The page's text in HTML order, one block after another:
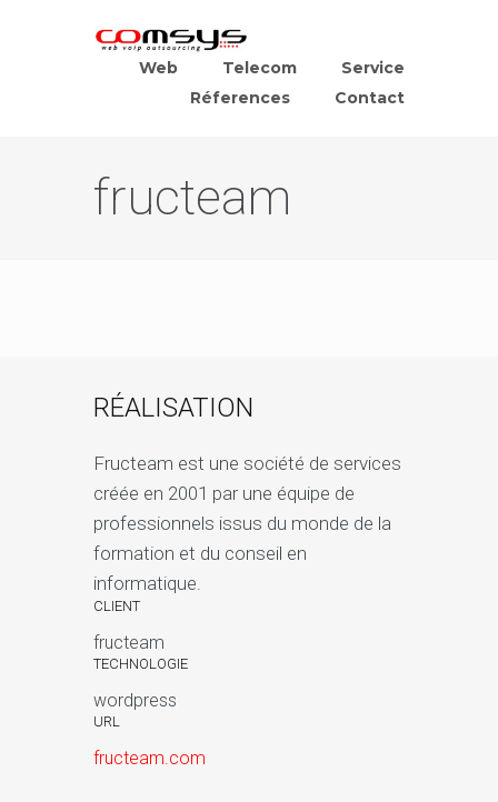
Web Telecom
Service
Réferences
Contact
fructeam
RÉALISATION
Fructeam est une société de services
créée en 2001 par une équipe de
professionnels issus du monde de la
formation et du conseil en
informatique.
CLIENT
fructeam
TECHNOLOGIE
wordpress
URL
fructeam.com